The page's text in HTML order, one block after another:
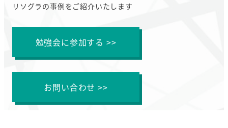
リソグラの事例をご紹介いたします
勉強会に参加する >>
お問い合わせ >>